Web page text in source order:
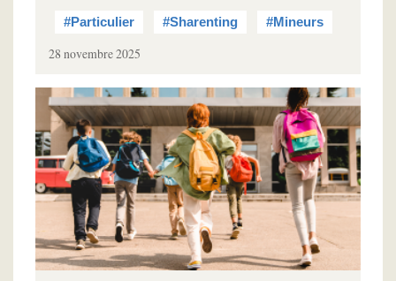
#Particulier #Sharenting #Mineurs
28 novembre 2025